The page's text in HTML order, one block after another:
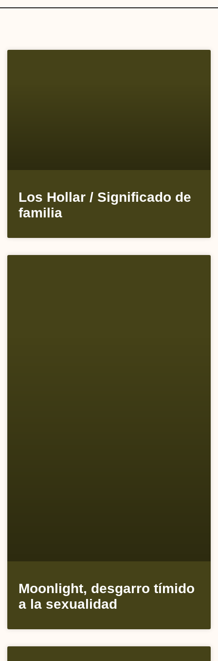
Los Hollar / Significado de
familia
Moonlight, desgarro tímido
a la sexualidad